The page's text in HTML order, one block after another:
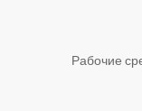
Рабочие